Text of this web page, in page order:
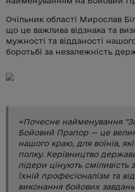
Очільник області Мирослав
що це важлива відзнака та
мужності та відданості
боротьбі за незалежність
«Почесне найменування
Бойовий Прапор — це
нашого краю, для воїнів,
полку. Керівництво
лідери цінують сміливість
їхній професіоналізм та
виконання бойових